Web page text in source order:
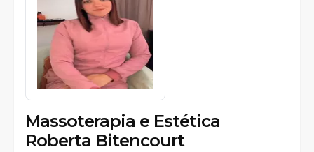
Massoterapia e Estética
Roberta Bitencourt